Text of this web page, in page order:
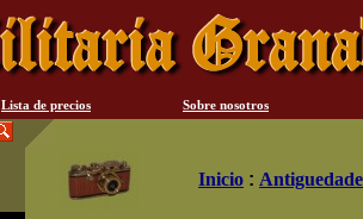
Lista de precios
Sobre nosotros
Inicio :